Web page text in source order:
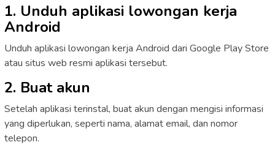
1. Unduh aplikasi lowongan kerja
Android
Unduh aplikasi lowongan kerja Android dari Google Play Store
atau situs web resmi aplikasi tersebut.
2. Buat akun
Setelah aplikasi terinstal, buat akun dengan mengisi informasi
yang diperlukan, seperti nama, alamat email, dan nomor
telepon.